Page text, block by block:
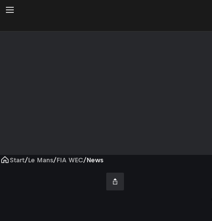
Start/Le Mans/FIA WEC/News